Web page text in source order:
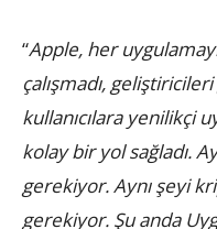
“Apple, her
çalışmadı,
kullanıcılara yenilikçi
kolay bir yol sağladı.
gerekiyor. Aynı şeyi
gerekiyor. Şu anda